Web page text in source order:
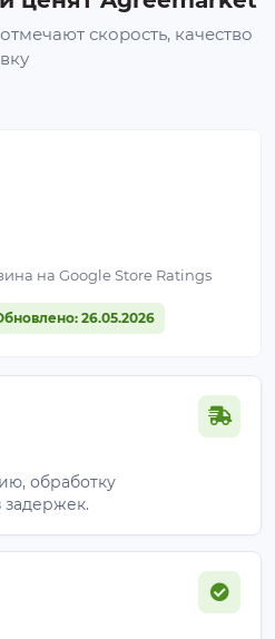
культуры
укладывать
скорость, качество
на Google Store Ratings
26.05.2026
обработку
задержек.